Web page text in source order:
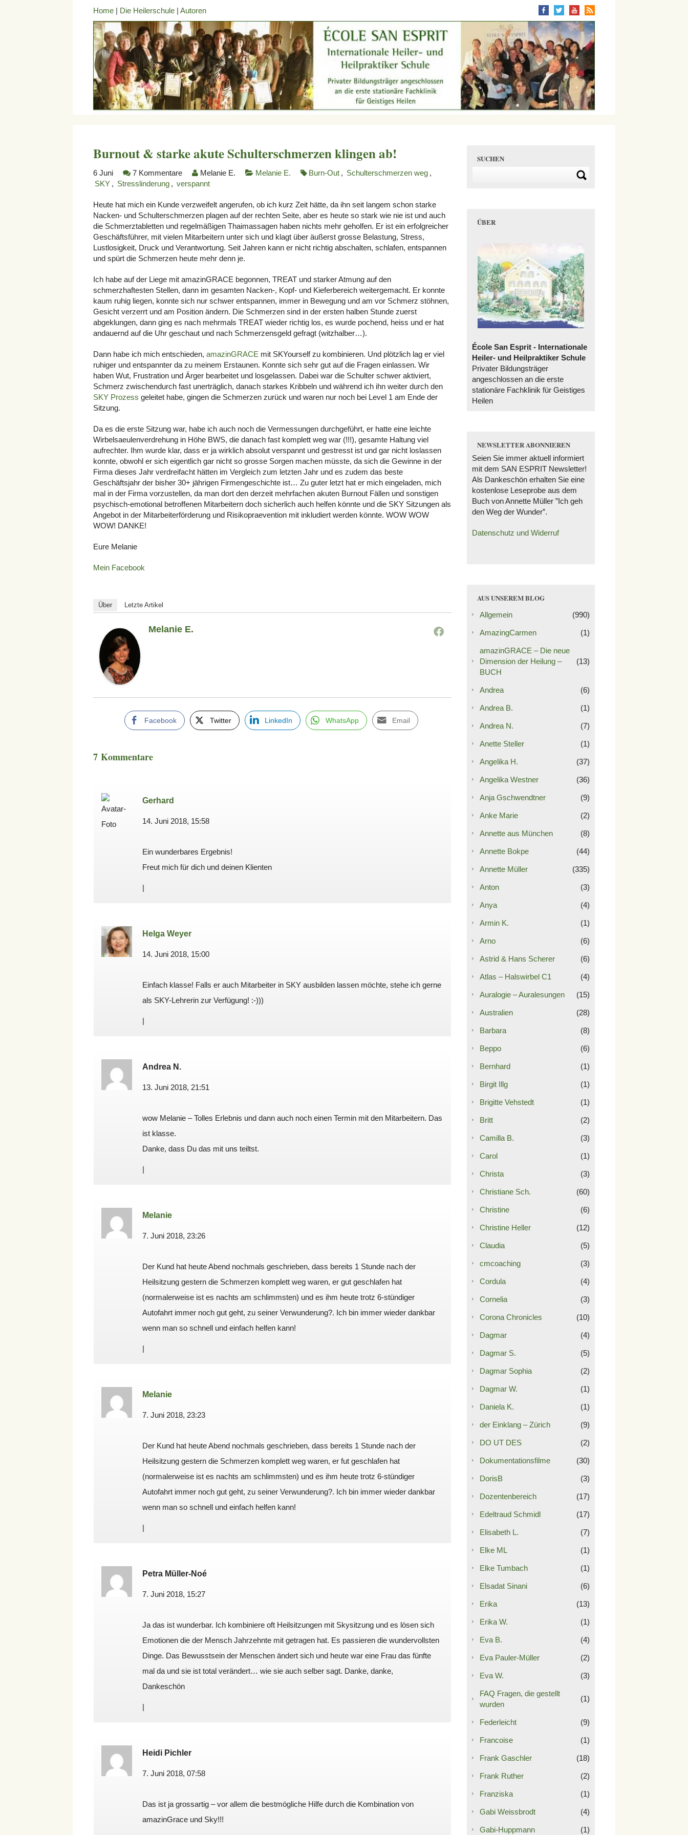
Home | Die Heilerschule | Autoren
Burnout & starke akute Schulterschmerzen klingen ab!
6 Juni 7 Kommentare Melanie E. Melanie E. Burn-Out , Schulterschmerzen weg ,
SKY , Stresslinderung , verspannt
Heute hat mich ein Kunde verzweifelt angerufen, ob ich kurz Zeit hätte, da ihn seit langem schon starke
Nacken- und Schulterschmerzen plagen auf der rechten Seite, aber es heute so stark wie nie ist und auch
die Schmerztabletten und regelmäßigen Thaimassagen haben nichts mehr geholfen. Er ist ein erfolgreicher
Geschäftsführer, mit vielen Mitarbeitern unter sich und klagt über äußerst grosse Belastung, Stress,
Lustlosigkeit, Druck und Verantwortung. Seit Jahren kann er nicht richtig abschalten, schlafen, entspannen
und spürt die Schmerzen heute mehr denn je.
Ich habe auf der Liege mit amazinGRACE begonnen, TREAT und starker Atmung auf den
schmerzhaftesten Stellen, dann im gesamten Nacken-, Kopf- und Kieferbereich weitergemacht. Er konnte
kaum ruhig liegen, konnte sich nur schwer entspannen, immer in Bewegung und am vor Schmerz stöhnen,
Gesicht verzerrt und am Position ändern. Die Schmerzen sind in der ersten halben Stunde zuerst
abgeklungen, dann ging es nach mehrmals TREAT wieder richtig los, es wurde pochend, heiss und er hat
andauernd auf die Uhr geschaut und nach Schmerzensgeld gefragt (witzhalber…).
Dann habe ich mich entschieden, amazinGRACE mit SKYourself zu kombinieren. Und plötzlich lag er viel
ruhiger und entspannter da zu meinem Erstaunen. Konnte sich sehr gut auf die Fragen einlassen. Wir
haben Wut, Frustration und Ärger bearbeitet und losgelassen. Dabei war die Schulter schwer aktiviert,
Schmerz zwischendurch fast unerträglich, danach starkes Kribbeln und während ich ihn weiter durch den
SKY Prozess geleitet habe, gingen die Schmerzen zurück und waren nur noch bei Level 1 am Ende der
Sitzung.
Da es die erste Sitzung war, habe ich auch noch die Vermessungen durchgeführt, er hatte eine leichte
Wirbelsaeulenverdrehung in Höhe BWS, die danach fast komplett weg war (!!!), gesamte Haltung viel
aufrechter. Ihm wurde klar, dass er ja wirklich absolut verspannt und gestresst ist und gar nicht loslassen
konnte, obwohl er sich eigentlich gar nicht so grosse Sorgen machen müsste, da sich die Gewinne in der
Firma dieses Jahr verdreifacht hätten im Vergleich zum letzten Jahr und es zudem das beste
Geschäftsjahr der bisher 30+ jährigen Firmengeschichte ist… Zu guter letzt hat er mich eingeladen, mich
mal in der Firma vorzustellen, da man dort den derzeit mehrfachen akuten Burnout Fällen und sonstigen
psychisch-emotional betroffenen Mitarbeitern doch sicherlich auch helfen könnte und die SKY Sitzungen als
Angebot in der Mitarbeiterförderung und Risikopraevention mit inkludiert werden könnte. WOW WOW
WOW! DANKE!
Eure Melanie
Mein Facebook
Über Letzte Artikel
Melanie E.
Facebook Twitter LinkedIn WhatsApp Email
7 Kommentare
Gerhard
14. Juni 2018, 15:58
Ein wunderbares Ergebnis!
Freut mich für dich und deinen Klienten
|
Helga Weyer
14. Juni 2018, 15:00
Einfach klasse! Falls er auch Mitarbeiter in SKY ausbilden lassen möchte, stehe ich gerne
als SKY-Lehrerin zur Verfügung! :-)))
|
Andrea N.
13. Juni 2018, 21:51
wow Melanie – Tolles Erlebnis und dann auch noch einen Termin mit den Mitarbeitern. Das
ist klasse.
Danke, dass Du das mit uns teiltst.
|
Melanie
7. Juni 2018, 23:26
Der Kund hat heute Abend nochmals geschrieben, dass bereits 1 Stunde nach der
Heilsitzung gestern die Schmerzen komplett weg waren, er gut geschlafen hat
(normalerweise ist es nachts am schlimmsten) und es ihm heute trotz 6-stündiger
Autofahrt immer noch gut geht, zu seiner Verwunderung?. Ich bin immer wieder dankbar
wenn man so schnell und einfach helfen kann!
|
Melanie
7. Juni 2018, 23:23
Der Kund hat heute Abend nochmals geschrieben, dass bereits 1 Stunde nach der
Heilsitzung gestern die Schmerzen komplett weg waren, er fut geschlafen hat
(normalerweise ist es nachts am schlimmsten) und es ihm heute trotz 6-stündiger
Autofahrt immer noch gut geht, zu seiner Verwunderung?. Ich bin immer wieder dankbar
wenn man so schnell und einfach helfen kann!
|
Petra Müller-Noé
7. Juni 2018, 15:27
Ja das ist wunderbar. Ich kombiniere oft Heilsitzungen mit Skysitzung und es lösen sich
Emotionen die der Mensch Jahrzehnte mit getragen hat. Es passieren die wundervollsten
Dinge. Das Bewusstsein der Menschen ändert sich und heute war eine Frau das fünfte
mal da und sie ist total verändert… wie sie auch selber sagt. Danke, danke,
Dankeschön
|
Heidi Pichler
7. Juni 2018, 07:58
Das ist ja grossartig – vor allem die bestmögliche Hilfe durch die Kombination von
amazinGrace und Sky!!!
SUCHEN
ÜBER
École San Esprit - Internationale
Heiler- und Heilpraktiker Schule
Privater Bildungsträger
angeschlossen an die erste
stationäre Fachklinik für Geistiges
Heilen
NEWSLETTER ABONNIEREN
Seien Sie immer aktuell informiert
mit dem SAN ESPRIT Newsletter!
Als Dankeschön erhalten Sie eine
kostenlose Leseprobe aus dem
Buch von Annette Müller ”Ich geh
den Weg der Wunder”.
Datenschutz und Widerruf
AUS UNSEREM BLOG
Allgemein (990)
AmazingCarmen (1)
amazinGRACE – Die neue
Dimension der Heilung –
BUCH
(13)
Andrea (6)
Andrea B. (1)
Andrea N. (7)
Anette Steller (1)
Angelika H. (37)
Angelika Westner (36)
Anja Gschwendtner (9)
Anke Marie (2)
Annette aus München (8)
Annette Bokpe (44)
Annette Müller (335)
Anton (3)
Anya (4)
Armin K. (1)
Arno (6)
Astrid & Hans Scherer (6)
Atlas – Halswirbel C1 (4)
Auralogie – Auralesungen (15)
Australien (28)
Barbara (8)
Beppo (6)
Bernhard (1)
Birgit Illg (1)
Brigitte Vehstedt (1)
Britt (2)
Camilla B. (3)
Carol (1)
Christa (3)
Christiane Sch. (60)
Christine (6)
Christine Heller (12)
Claudia (5)
cmcoaching (3)
Cordula (4)
Cornelia (3)
Corona Chronicles (10)
Dagmar (4)
Dagmar S. (5)
Dagmar Sophia (2)
Dagmar W. (1)
Daniela K. (1)
der Einklang – Zürich (9)
DO UT DES (2)
Dokumentationsfilme (30)
DorisB (3)
Dozentenbereich (17)
Edeltraud Schmidl (17)
Elisabeth L. (7)
Elke ML (1)
Elke Tumbach (1)
Elsadat Sinani (6)
Erika (13)
Erika W. (1)
Eva B. (4)
Eva Pauler-Müller (2)
Eva W. (3)
FAQ Fragen, die gestellt
wurden
(1)
Federleicht (9)
Francoise (1)
Frank Gaschler (18)
Frank Ruther (2)
Franziska (1)
Gabi Weissbrodt (4)
Gabi-Huppmann (1)